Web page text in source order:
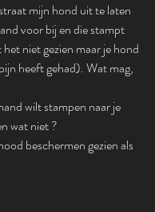
mijn hond uit te laten
voor bij en die stampt
niet gezien maar je hond
heeft gehad). Wat mag,
wilt stampen naar je
wat niet ?
beschermen gezien als